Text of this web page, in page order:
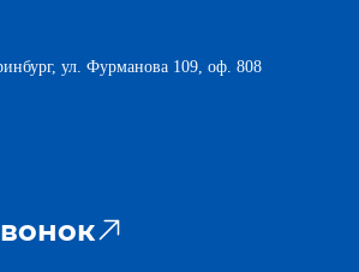
ул. Фурманова 109, оф. 808